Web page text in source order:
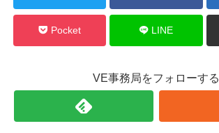
Pocket LINE
VE事務局をフォローする